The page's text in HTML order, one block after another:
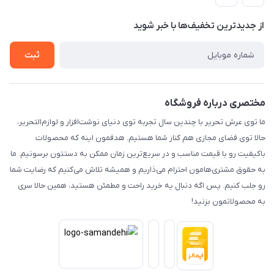
رویه ارسال کالا
حریم خصوصی
تماس با ما
از جدید‌ترین تخفیف‌ها با‌ خبر شوید
ثبت
مختصری درباره فروشگاه
ما توی عرش تحریر با چندین سال تجربه توی دنیای نوشت‌افزار و لوازم‌التحریر،
حالا توی فضای مجازی هم کنار شما هستیم. هدفمون اینه که محصولات
باکیفیت رو با قیمت مناسب و در سریع‌ترین زمان ممکن به دستتون برسونیم. ما
به حقوق مشتری‌هامون احترام می‌ذاریم و همیشه تلاش می‌کنیم که رضایت شما
رو جلب کنیم. پس اگه دنبال یه خرید راحت و مطمئن هستید، همین حالا سری
به محصولاتمون بزنید!